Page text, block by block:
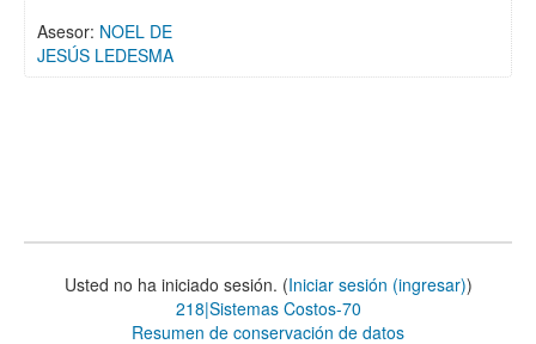
Asesor: NOEL DE
JESÚS LEDESMA
Usted no ha iniciado sesión. (Iniciar sesión (ingresar))
218|Sistemas Costos-70
Resumen de conservación de datos